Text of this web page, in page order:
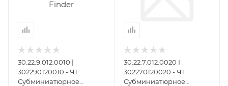
30.22.9.012.0010 |
302290120010 - Ч1
Субминиатюрное
30.22.7.012.0020 I
302270120020 - Ч1
Субминиатюрное